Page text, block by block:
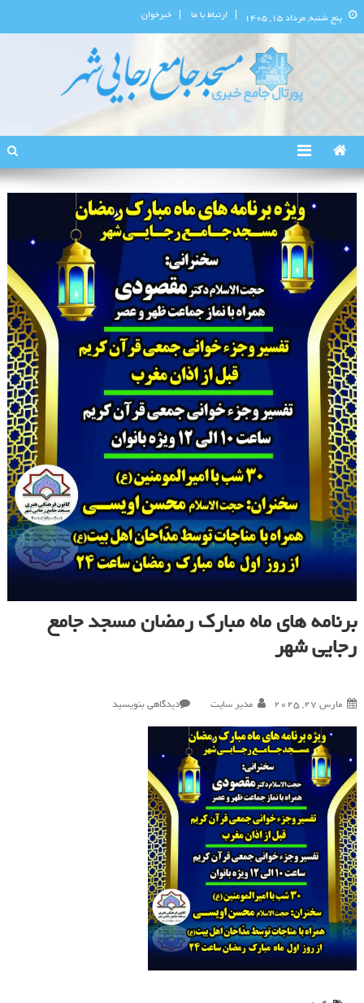
پنج شنبه, مرداد ۱۵, ۱۴۰۵ ارتباط با ما خبرخوان
پورتال اطلاع‌رسانی مسجد جامع
برنامه های ماه مبارک رمضان مسجد جامع
رجایی شهر
مارس 27, 2025 مدیر سایت دیدگاهی بنویسید